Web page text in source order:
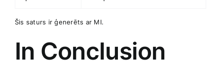
Šis saturs ir ģenerēts ar ⁤MI.
In Conclusion